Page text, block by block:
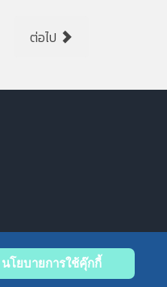
ต่อไป
นโยบายการใช้คุ๊กกี้